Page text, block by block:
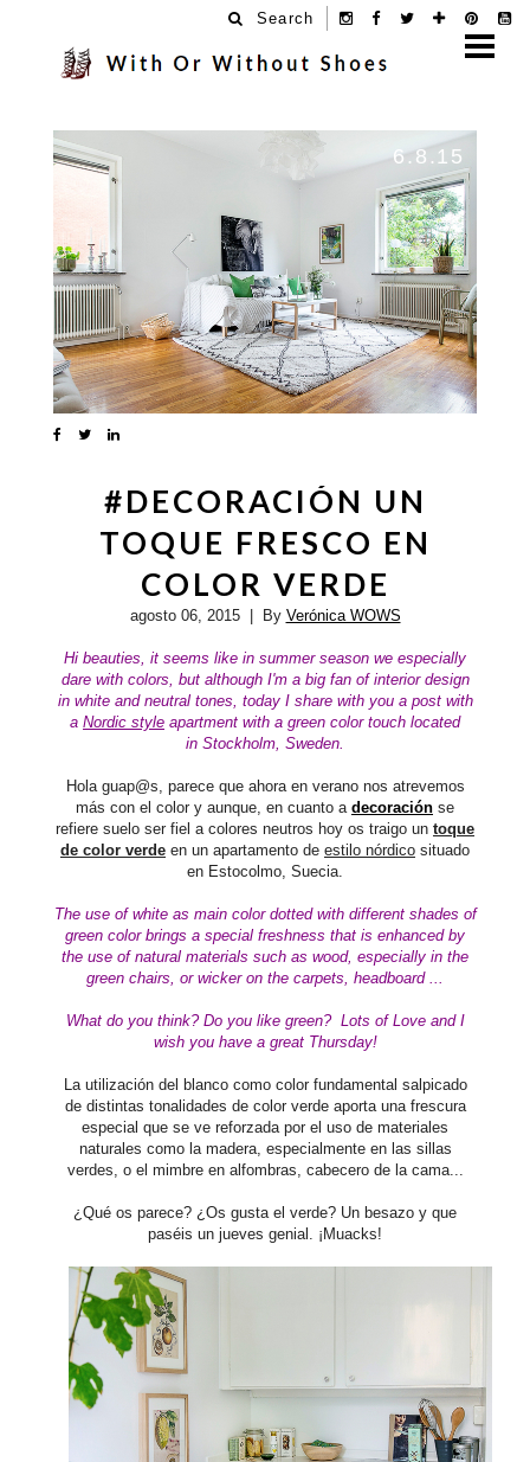
Search
6.8.15
#DECORACIÓN UN
TOQUE FRESCO EN
COLOR VERDE
agosto 06, 2015| By Verónica WOWS
Hi beauties, it seems like in summer season we especially
dare with colors, but although I'm a big fan of interior design
in white and neutral tones , today I share with you a post with
a Nordic style apartment with a green color touch located
in Stockholm, Sweden.
Hola guap@s, parece que ahora en verano nos atrevemos
más con el color y aunque, en cuanto a decoración se
refiere suelo ser fiel a colores neutros hoy os traigo un toque
de color verde en un apartamento de estilo nórdico situado
en Estocolmo, Suecia.
The use of white as main color dotted with different shades of
green color brings a special freshness that is enhanced by
the use of natural materials such as wood, especially in the
green chairs, or wicker on the carpets, headboard ...
What do you think? Do you like green? Lots of Love and I
wish you have a great Thursday!
La utilización del blanco como color fundamental salpicado
de distintas tonalidades de color verde aporta una frescura
especial que se ve reforzada por el uso de materiales
naturales como la madera, especialmente en las sillas
verdes, o el mimbre en alfombras, cabecero de la cama...
¿Qué os parece? ¿Os gusta el verde? Un besazo y que
paséis un jueves genial. ¡Muacks!